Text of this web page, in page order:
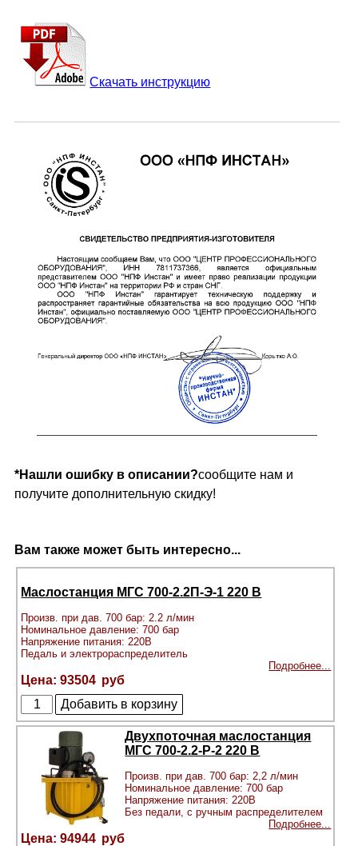
Скачать инструкцию
*Нашли ошибку в описании?сообщите нам и
получите дополнительную скидку!
Вам также может быть интересно...
Маслостанция МГС 700-2.2П-Э-1 220 В
Произв. при дав. 700 бар: 2.2 л/мин
Номинальное давление: 700 бар
Напряжение питания: 220В
Педаль и электрораспределитель
Подробнее...
93504
Двухпоточная маслостанция
МГС 700-2.2-Р-2 220 В
Произв. при дав. 700 бар: 2,2 л/мин
Номинальное давление: 700 бар
Напряжение питания: 220В
Без педали, с ручным распределителем
Подробнее...
94944